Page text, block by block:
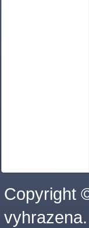
Copyright
vyhrazena.